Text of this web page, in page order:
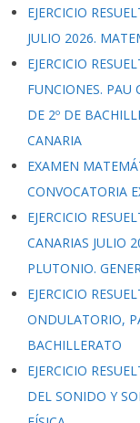
EJERCICIO
JULIO 2026.
EJERCICIO
FUNCIONES. PAU
DE 2º DE
CANARIA
EXAMEN
CONVOCATORIA
EJERCICIO
CANARIAS JULIO
PLUTONIO.
EJERCICIO
ONDULATORIO,
BACHILLERATO
EJERCICIO
DEL SONIDO Y